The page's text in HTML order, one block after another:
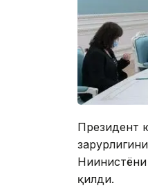
Президент
Ниинистёни
қилди.